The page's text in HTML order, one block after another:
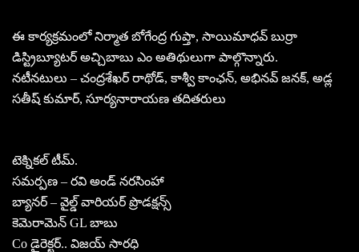
ఈ కార్యక్రమంలో నిర్మాత బోగేంద్ర గుప్తా, సాయిమాధవ్ బుర్రా
డిస్ట్రిబ్యూటర్ అచ్చిబాబు ఎం అతిథులుగా పాల్గొన్నారు.
నటీనటులు – చంద్రశేఖర్ రాథోడ్, కాశ్వీ కాంఛన్, అభినవ్ జనక్, అడ్ల
సతీష్ కుమార్, సూర్యనారాయణ తదితరులు
టెక్నికల్ టీమ్.
సమర్పణ – రవి అండ్ నరసింహా
బ్యానర్ – వైల్డ్ వారియర్ ప్రొడక్షన్స్
కెమెరామెన్ GL బాబు
Co డైరెక్టర్.. విజయ్ సారధి